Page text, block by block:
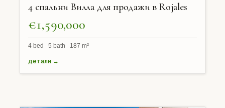
4 спальни Вилла для продажи в Rojales
€1,590,000
4 bed 5 bath 187 m²
детали →